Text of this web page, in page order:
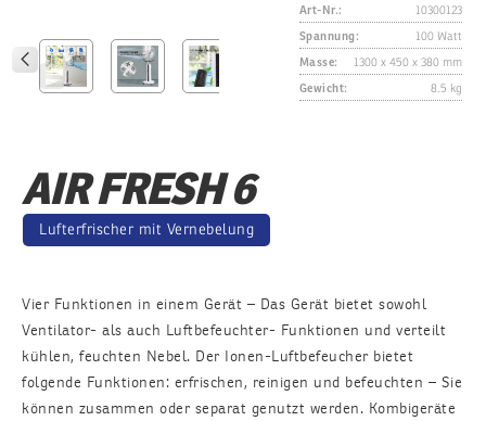
Art-Nr.:
10300123
Spannung:
100 Watt
Masse:
1300 x 450 x 380 mm
Gewicht:
8.5 kg
AIR FRESH 6
Lufterfrischer mit Vernebelung
Vier Funktionen in einem Gerät – Das Gerät bietet sowohl
Ventilator- als auch Luftbefeuchter- Funktionen und verteilt
kühlen, feuchten Nebel. Der Ionen-Luftbefeucher bietet
folgende Funktionen: erfrischen, reinigen und befeuchten – Sie
können zusammen oder separat genutzt werden. Kombigeräte